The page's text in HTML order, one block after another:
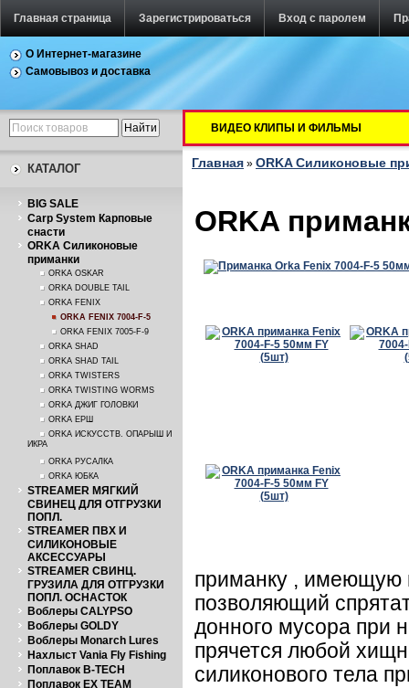
Главная страница Зарегистрироваться Вход с паролем
О Интернет-магазине
Самовывоз и доставка
КАТАЛОГ
BIG SALE
Carp System Карповые
снасти
ORKA Силиконовые
приманки
ORKA OSKAR
ORKA DOUBLE TAIL
ORKA FENIX
ORKA FENIX 7004-F-5
ORKA FENIX 7005-F-9
ORKA SHAD
ORKA SHAD TAIL
ORKA TWISTERS
ORKA TWISTING WORMS
ORKA ДЖИГ ГОЛОВКИ
ORKA ЕРШ
ORKA ИСКУССТВ. ОПАРЫШ И
ИКРА
ORKA РУСАЛКА
ORKA ЮБКА
STREAMER МЯГКИЙ
СВИНЕЦ ДЛЯ ОТГРУЗКИ
ПОПЛ.
STREAMER ПВХ И
СИЛИКОНОВЫЕ
АКСЕССУАРЫ
STREAMER СВИНЦ.
ГРУЗИЛА ДЛЯ ОТГРУЗКИ
ПОПЛ. ОСНАСТОК
Воблеры CALYPSO
Воблеры GOLDY
Воблеры Monarch Lures
Нахлыст Vania Fly Fishing
Поплавок B-TECH
Поплавок EX TEAM
ВИДЕО КЛИПЫ И ФИЛЬМЫ
Главная » ORKA Силиконовые
ORKA
приманку , имеющую
позволяющий
донного мусора при
прячется любой
силиконового тела